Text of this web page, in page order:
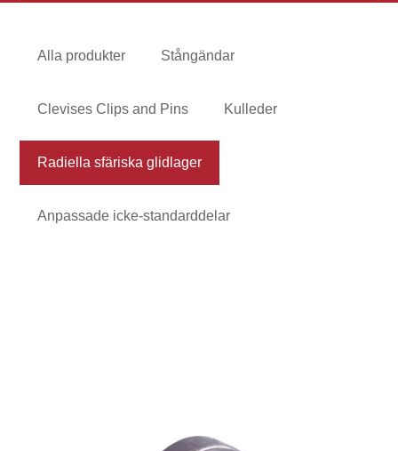
Alla produkter Stångändar
Clevises Clips and Pins Kulleder
Radiella sfäriska glidlager
Anpassade icke-standarddelar